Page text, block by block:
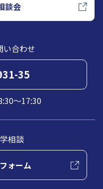
談会
い合わせ
35
～17:30
相談
ォーム